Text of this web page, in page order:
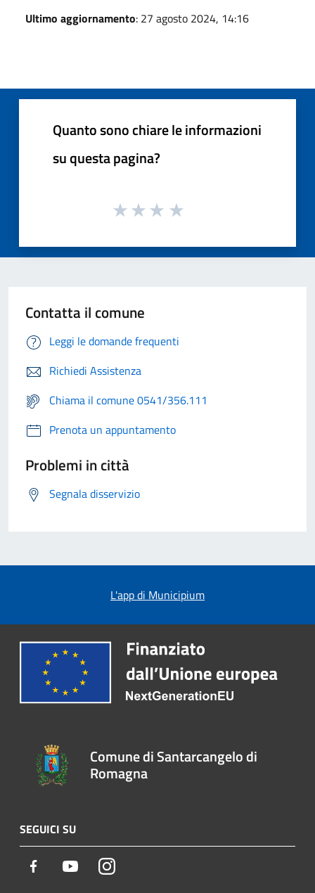
Ultimo aggiornamento: 27 agosto 2024, 14:16
Quanto sono chiare le informazioni
su questa pagina?
Contatta il comune
Leggi le domande frequenti
Richiedi Assistenza
Chiama il comune 0541/356.111
Prenota un appuntamento
Problemi in città
Segnala disservizio
L'app di Municipium
Comune di Santarcangelo di
Romagna
SEGUICI SU
Facebook YoutubeInstagram